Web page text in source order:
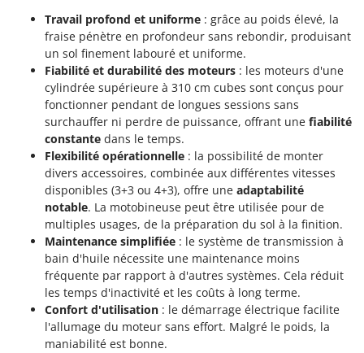
Travail profond et uniforme : grâce au poids élevé, la
fraise pénètre en profondeur sans rebondir, produisant
un sol finement labouré et uniforme.
Fiabilité et durabilité des moteurs : les moteurs d'une
cylindrée supérieure à 310 cm cubes sont conçus pour
fonctionner pendant de longues sessions sans
surchauffer ni perdre de puissance, offrant une fiabilité
constante dans le temps.
Flexibilité opérationnelle : la possibilité de monter
divers accessoires, combinée aux différentes vitesses
disponibles (3+3 ou 4+3), offre une adaptabilité
notable. La motobineuse peut être utilisée pour de
multiples usages, de la préparation du sol à la finition.
Maintenance simplifiée : le système de transmission à
bain d'huile nécessite une maintenance moins
fréquente par rapport à d'autres systèmes. Cela réduit
les temps d'inactivité et les coûts à long terme.
Confort d'utilisation : le démarrage électrique facilite
l'allumage du moteur sans effort. Malgré le poids, la
maniabilité est bonne.